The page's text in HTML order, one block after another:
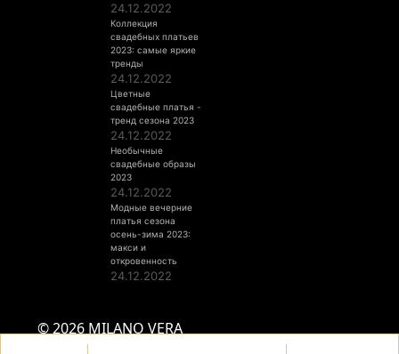
24.12.2022
Коллекция
свадебных платьев
2023: самые яркие
тренды
24.12.2022
Цветные
свадебные платья -
тренд сезона 2023
24.12.2022
Необычные
свадебные образы
2023
24.12.2022
Модные вечерние
платья сезона
осень-зима 2023:
макси и
откровенность
24.12.2022
© 2026 MILANO VERA